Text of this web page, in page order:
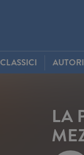
CLASSICI AUTORI
LA